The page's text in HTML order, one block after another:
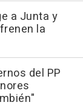
a Junta y
la
del PP